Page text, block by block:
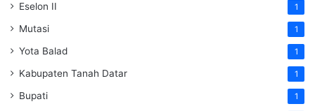
Eselon II 1
Mutasi 1
Yota Balad 1
Kabupaten Tanah Datar 1
Bupati 1